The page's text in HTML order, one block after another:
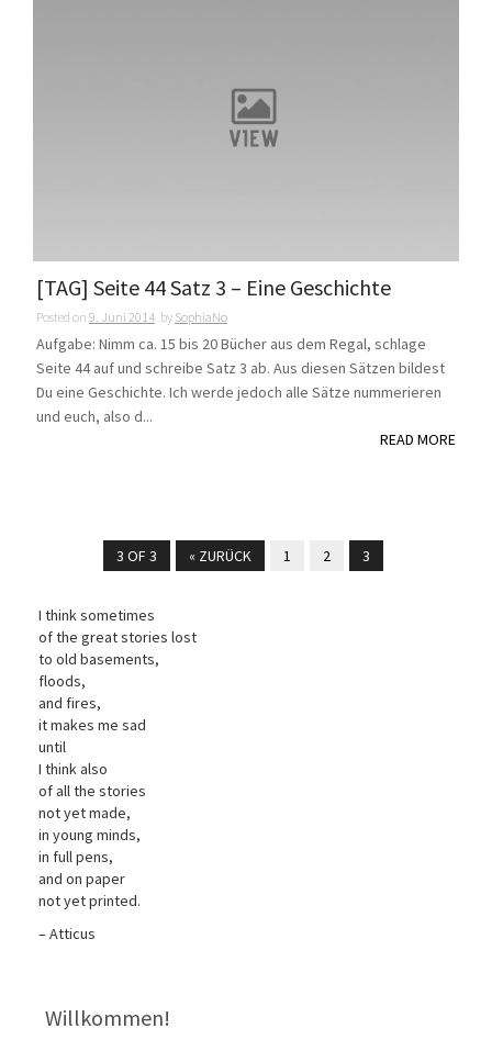
[TAG] Seite 44 Satz 3 – Eine Geschichte
Posted on 9. Juni 2014 by SophiaNo
Aufgabe: Nimm ca. 15 bis 20 Bücher aus dem Regal, schlage
Seite 44 auf und schreibe Satz 3 ab. Aus diesen Sätzen bildest
Du eine Geschichte. Ich werde jedoch alle Sätze nummerieren
und euch, also d...
READ MORE
3 OF 3 « ZURÜCK 1 2 3
I think sometimes
of the great stories lost
to old basements,
floods,
and fires,
it makes me sad
until
I think also
of all the stories
not yet made,
in young minds,
in full pens,
and on paper
not yet printed.
– Atticus
Willkommen!